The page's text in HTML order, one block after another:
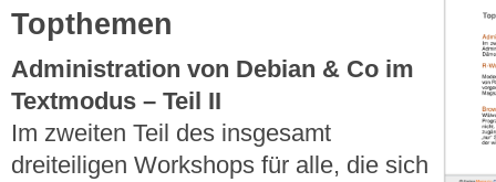
Topthemen
Administration von Debian & Co im
Textmodus – Teil II
Im zweiten Teil des insgesamt
dreiteiligen Workshops für alle, die sich